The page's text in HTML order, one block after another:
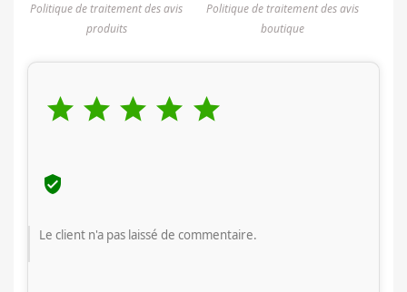
Politique de traitement des avis
produits
Politique de traitement des avis
boutique
    

Le client n'a pas laissé de commentaire.